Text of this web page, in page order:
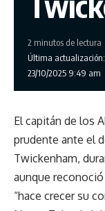
Última actualización:
23/10/2025 9:49 am
2 minutos de lectura
El capitán de los
prudente ante el
Twickenham,
aunque
“hace crecer su